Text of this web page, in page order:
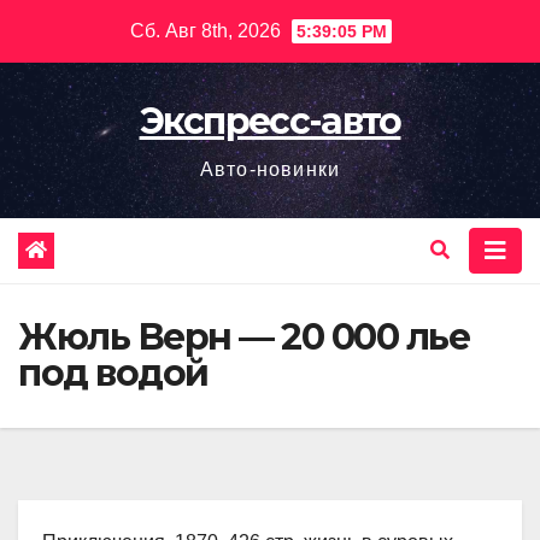
содержимому
Сб. Авг 8th, 2026 5:39:06 PM
Экспресс-авто
Авто-новинки
Жюль Верн — 20 000 лье
под водой